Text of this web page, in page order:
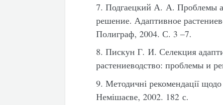
7. Подгаецкий А. А. Проблемы
решение. Адаптивное
Полиграф, 2004. С. 3 –7.
8. Пискун Г. И. Селекция
растениеводство: проблемы и
9. Методичні рекомендації
Немішаєве, 2002. 182 с.